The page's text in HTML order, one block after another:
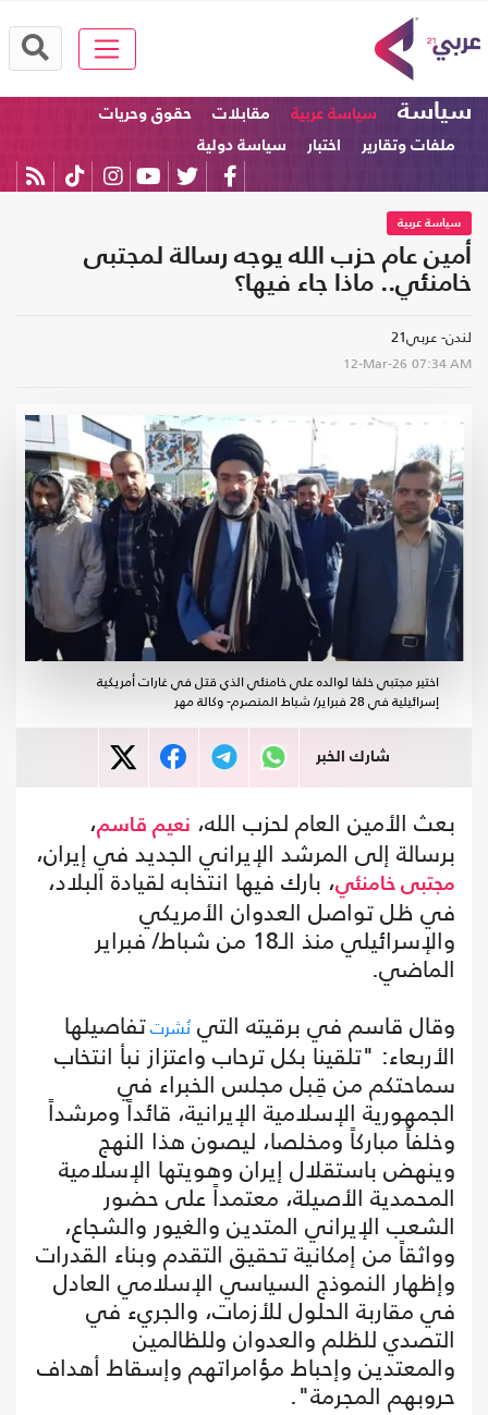
سياسة سياسة عربية مقابلات
حقوق وحريات
ملفات وتقارير
اختبار سياسة دولية
سياسة عربية
أمين عام حزب الله يوجه رسالة لمجتبى
خامنئي.. ماذا جاء فيها؟
لندن- عربي21
12-Mar-26 07:34 AM
اختير مجتبي خلفا لوالده علي خامنئي الذي قتل في غارات أمريكية
إسرائيلية في 28 فبراير/ شباط المنصرم- وكالة مهر
شارك الخبر
بعث الأمين العام لحزب الله، نعيم قاسم،
برسالة إلى المرشد الإيراني الجديد في إيران،
مجتبى خامنئي، بارك فيها انتخابه لقيادة البلاد،
في ظل تواصل العدوان الأمريكي
والإسرائيلي منذ الـ18 من شباط/ فبراير
الماضي.
وقال قاسم في برقيته التي نُشرتتفاصيلها
الأربعاء: "تلقينا بكل ترحاب واعتزاز نبأ انتخاب
سماحتكم من قِبل مجلس الخبراء في
الجمهورية الإسلامية الإيرانية، قائداً ومرشداً
وخلفاً مباركاً ومخلصا، ليصون هذا النهج
وينهض باستقلال إيران وهويتها الإسلامية
المحمدية الأصيلة، معتمداً على حضور
الشعب الإيراني المتدين والغيور والشجاع،
وواثقاً من إمكانية تحقيق التقدم وبناء القدرات
وإظهار النموذج السياسي الإسلامي العادل
في مقاربة الحلول للأزمات، والجريء في
التصدي للظلم والعدوان وللظالمين
والمعتدين وإحباط مؤامراتهم وإسقاط أهداف
حروبهم المجرمة".